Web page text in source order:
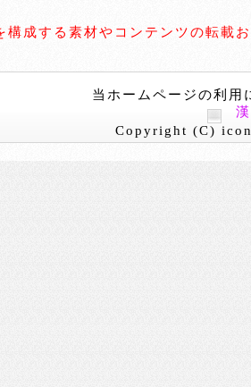
構成する素材やコンテンツの転載
当ホームページの利用
Copyright (C)